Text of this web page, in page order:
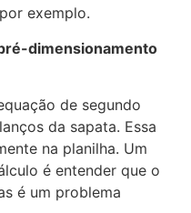
exemplo.
dimensionamento
de segundo
da sapata. Essa
na planilha. Um
é entender que o
é um problema